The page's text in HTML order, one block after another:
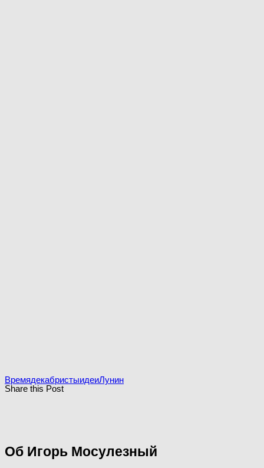
ВремядекабристыидеиЛунин
Share this Post
Об Игорь Мосулезный